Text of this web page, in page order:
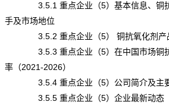
3.5.1 重点企业（5）基本信息、铜抗
手及市场地位
3.5.2 重点企业（5） 铜抗氧化剂产品
3.5.3 重点企业（5）在中国市场铜抗
率（2021-2026）
3.5.4 重点企业（5）公司简介及主
3.5.5 重点企业（5）企业最新动态